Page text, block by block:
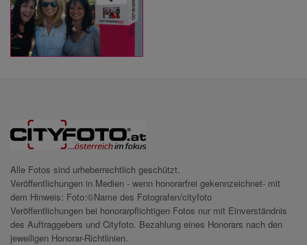
Alle Fotos sind urheberrechtlich geschützt.
Veröffentlichungen in Medien - wenn honorarfrei gekennzeichnet- mit
dem Hinweis: Foto:©Name des Fotografen/cityfoto
Veröffentlichungen bei honorarpflichtigen Fotos nur mit Einverständnis
des Auftraggebers und Cityfoto. Bezahlung eines Honorars nach den
jeweiligen Honorar-Richtlinien.